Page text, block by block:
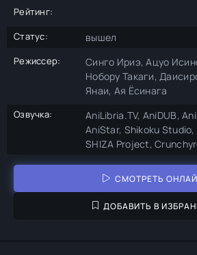
Рейтинг:
Статус:
вышел
Режиссер:
Синго Ириэ, Ацуо
Нобору Такаги,
Янаи, Ая Ёсинага
Озвучка:
AniLibria.TV, AniDUB,
AniStar, Shikoku Studio,
SHIZA Project,
СМОТРЕТЬ
ДОБАВИТЬ В